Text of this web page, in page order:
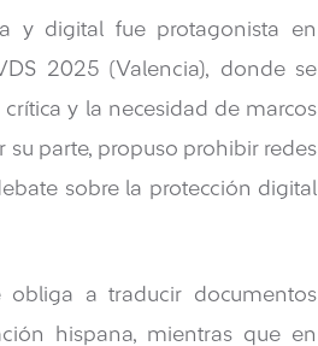
y digital fue protagonista en
2025 (Valencia), donde se
y la necesidad de marcos
parte, propuso prohibir redes
sobre la protección digital
obliga a traducir documentos
hispana, mientras que en